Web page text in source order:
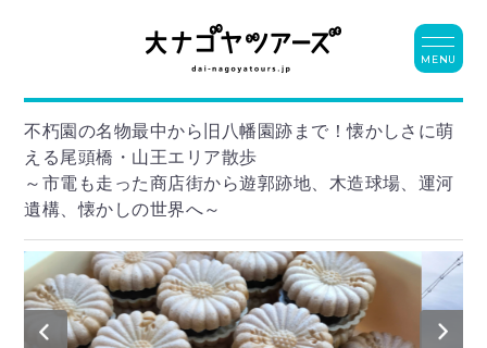
不朽園の名物最中から旧八幡園跡まで！懐かしさに萌
える尾頭橋・山王エリア散歩
～市電も走った商店街から遊郭跡地、木造球場、運河
遺構、懐かしの世界へ～
MENU